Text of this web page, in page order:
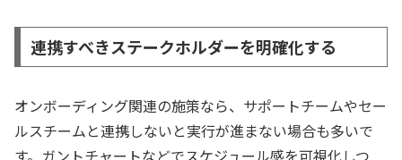
連携すべきステークホルダーを明確化する
オンボーディング関連の施策なら、 サポートチームやセー
ルスチームと連携しないと実行が進まない場合も多いで